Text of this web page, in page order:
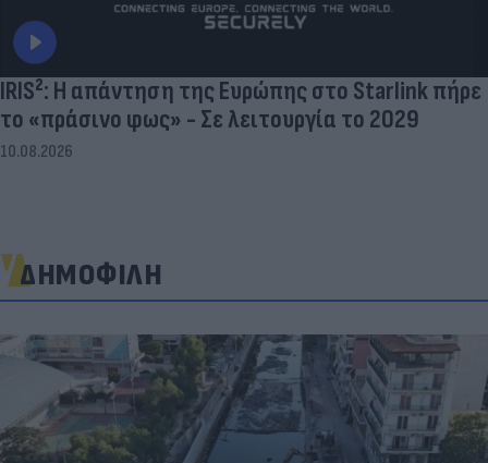
IRIS²: Η απάντηση της Ευρώπης στο Starlink πήρε
το «πράσινο φως» - Σε λειτουργία το 2029
10.08.2026
ΔΗΜΟΦΙΛΗ